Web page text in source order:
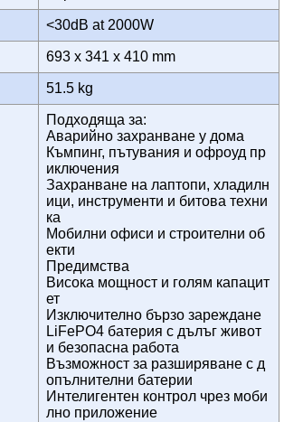
<30dB at 2000W
693 x 341 x 410 mm
51.5 kg
Подходяща за:
Аварийно захранване у дома
Къмпинг, пътувания и офроуд пр
иключения
Захранване на лаптопи, хладилн
ици, инструменти и битова техни
ка
Мобилни офиси и строителни об
екти
Предимства
Висока мощност и голям капацит
ет
Изключително бързо зареждане
LiFePO4 батерия с дълъг живот
и безопасна работа
Възможност за разширяване с д
опълнителни батерии
Интелигентен контрол чрез моби
лно приложение